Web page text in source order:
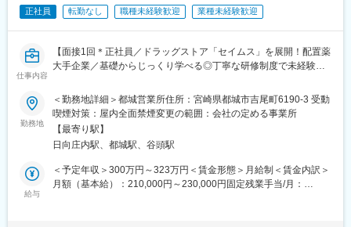
変更の範囲：会社の定める業務
を磨き、管理職を目指していただく方も多くございますし、社内
公募制度も充実しておりますので、IQVIAが展開している他の事業
※病院の経営コンサル、医薬品メーカーのマーケティング支援、人
事担当者などの管理部門など
キル研修、学術研修と、国内最大手だからこそ仕事に必要な知識
やスキルをしっかりと身に付けられる研修制度があります。MRと
してのスキルのみならず、データ分析、マーケティングなど多角
的にヘルスケアのプロフェッショナル人材を育成する研修制度を
整備しています。
【IQVIAサービシーズジャパンについて】
・世界100以上の国と地域／8万人の社員が、医薬品の臨床開発～
正社員 転勤なし 職種未経験歓迎 業種未経験歓迎
仕事内容
【面接1回＊正社員／ドラッグストア「セイムス」を展開！配置薬
大手企業／基礎からじっくり学べる◎丁寧な研修制度で未経験の
■職務内容：
担当エリアのお客様（個人宅や企業）へ訪問し、配置薬（お薬
箱）や健康食品の提案をお任せします。
※既に、取引のあるお客様先を訪問するスタイルです。
＜仕事の流れ＞
勤務地
＜勤務地詳細＞都城営業所住所：宮崎県都城市吉尾町6190-3 受動
喫煙対策：屋内全面禁煙変更の範囲：会社の定める事業所
【最寄り駅】
日向庄内駅、都城駅、谷頭駅
給与
＜予定年収＞300万円～323万円＜賃金形態＞月給制＜賃金内訳＞
月額（基本給）：210,000円～230,000円固定残業手当/月：